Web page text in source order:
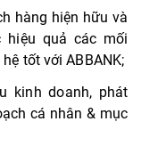
hàng hiện hữu và
hiệu quả các mối
tốt với ABBANK;
kinh doanh, phát
cá nhân & mục